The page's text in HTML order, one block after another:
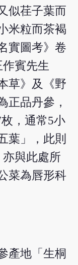
似荏子葉而
米粒而茶褐
實圖考》卷
賓先生
草》及《野
正品丹參，
，通常5小
葉」，此則
與此處所
菜為唇形科
產地「生桐